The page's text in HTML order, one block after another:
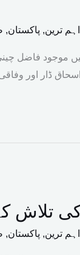
اہم ترین, پاکستان,
موجود فاضل
ڈار اور وفاقی
کی تلاش
اہم ترین, پاکستان,